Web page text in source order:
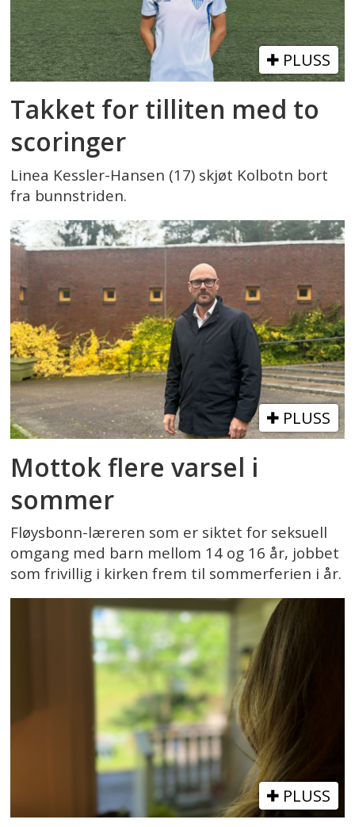
PLUSS
Takket for tilliten med to
scoringer
Linea Kessler-Hansen (17) skjøt Kolbotn bort
fra bunnstriden.
PLUSS
Mottok flere varsel i
sommer
Fløysbonn-læreren som er siktet for seksuell
omgang med barn mellom 14 og 16 år, jobbet
som frivillig i kirken frem til sommerferien i år.
PLUSS